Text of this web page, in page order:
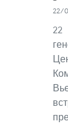
22/